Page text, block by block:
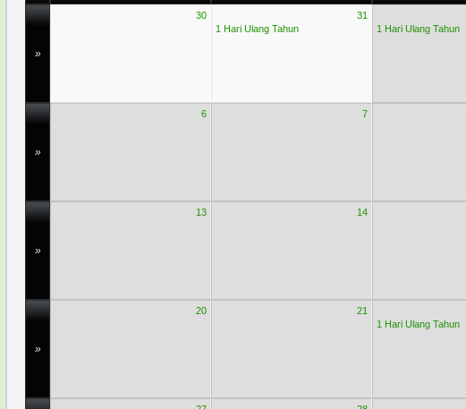
»
30
31
1 Hari Ulang Tahun
1 Hari Ulang Tahun
»
6 7
»
13 14
»
20 21
1 Hari Ulang Tahun